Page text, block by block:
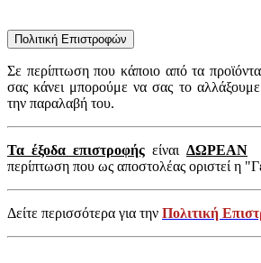
Πολιτική Επιστροφών
Σε περίπτωση που κάποιο από τα
σας κάνει μπορούμε να σας το αλλάξουμε
την παραλαβή του.
Τα έξοδα επιστροφής είναι ΔΩΡΕΑΝ
περίπτωση που ως αποστολέας οριστεί η
Δείτε περισσότερα για την Πολιτική